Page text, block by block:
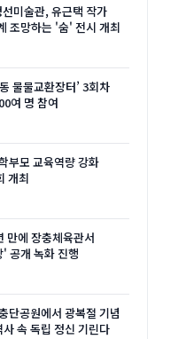
미술관, 유근택 작가
조망하는 '숨' 전시 개최
물물교환장터’ 3회차
여 명 참여
부모 교육역량 강화
개최
만에 장충체육관서
공개 녹화 진행
단공원에서 광복절 기념
속 독립 정신 기린다